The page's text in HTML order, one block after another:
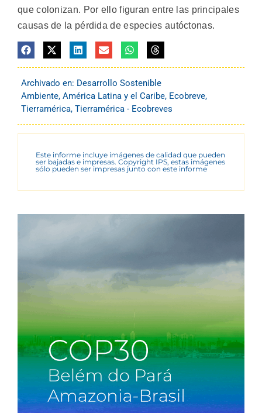
que colonizan. Por ello figuran entre las principales
causas de la pérdida de especies autóctonas.
Archivado en: Desarrollo Sostenible
Ambiente, América Latina y el Caribe, Ecobreve,
Tierramérica, Tierramérica - Ecobreves
Este informe incluye imágenes de calidad que pueden
ser bajadas e impresas. Copyright IPS, estas imágenes
sólo pueden ser impresas junto con este informe